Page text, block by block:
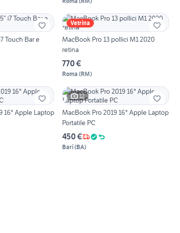
Vetrina
MacBook Pro 13 pollici M1 2020
retina
770 €
Roma (RM)
16" Apple Laptop
12
MacBook Pro 2019 16" Apple Laptop
Portatile PC
450 €
Bari(BA)